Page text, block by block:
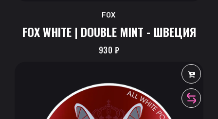
FOX
FOX WHITE | DOUBLE MINT - ШВЕЦИЯ
930 ₽